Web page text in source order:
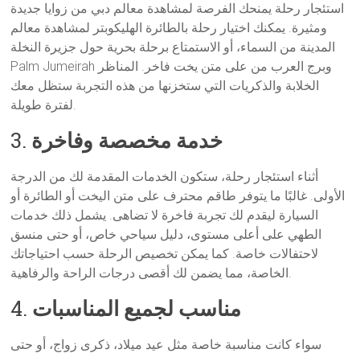
استئجار رحلة يمنحك الفرصة لمشاهدة معالم دبي من زوايا جديدة
ومثيرة. يمكنك اختيار رحلة بالطائرة الهليكوبتر لمشاهدة معالم
المدينة من السماء، أو الاستمتاع برحلة بحرية حول جزيرة النخلة
Palm Jumeirah وبرج العرب من على متن يخت فاخر. المناظر
الخلابة والذكريات التي ستخزنها من هذه التجربة ستظل معك
لفترة طويلة.
3. خدمة مخصصة وفاخرة
أثناء استئجار رحلة، ستكون الخدمات المقدمة لك من الدرجة
الأولى. غالبًا ما يتوفر طاقم محترف على متن اليخت أو الطائرة أو
السيارة ليقدم لك تجربة فاخرة لا تضاهى. يشمل ذلك خدمات
الطهي على أعلى مستوى، دليل سياحي خاص، أو حتى منسق
لاحتفالات خاصة. كما يمكن تخصيص الرحلة حسب احتياجاتك
الخاصة، مما يضمن لك أقصى درجات الراحة والرفاهية.
4. مناسب لجميع المناسبات
سواء كانت مناسبة خاصة مثل عيد ميلاد، ذكرى زواج، أو حتى